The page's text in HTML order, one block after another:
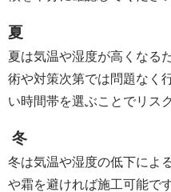
夏
夏は気温や湿度が高くなる
術や対策次第では問題なく
い時間帯を選ぶことでリス
冬
冬は気温や湿度の低下によ
や霜を避ければ施工可能で